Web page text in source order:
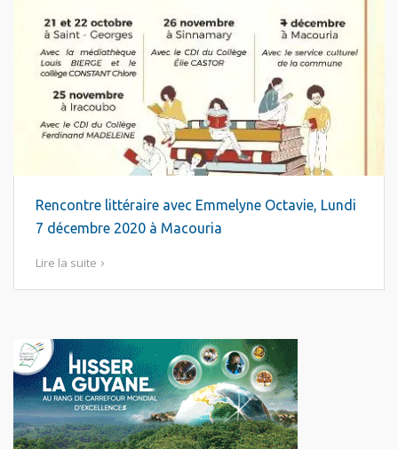
Rencontre littéraire avec Emmelyne Octavie, Lundi
7 décembre 2020 à Macouria
Lire la suite